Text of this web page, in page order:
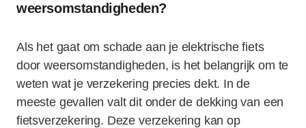
weersomstandigheden?
Als het gaat om schade aan je elektrische fiets
door weersomstandigheden, is het belangrijk om te
weten wat je verzekering precies dekt. In de
meeste gevallen valt dit onder de dekking van een
fietsverzekering. Deze verzekering kan op